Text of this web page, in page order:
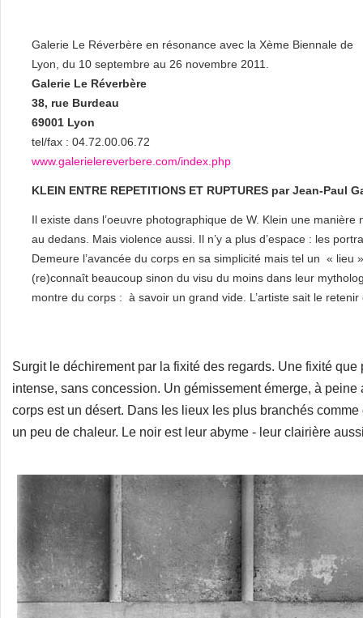
Galerie Le Réverbère en résonance avec la Xème Biennale de
Lyon, du 10 septembre au 26 novembre 2011.
Galerie Le Réverbère
38, rue Burdeau
69001 Lyon
tel/fax : 04.72.00.06.72
www.galerielereverbere.com/index.php
KLEIN ENTRE REPETITIONS ET RUPTURES par Jean-Paul
Il existe dans l’oeuvre photographique de W. Klein une
au dedans. Mais violence aussi. Il n’y a plus d’espace : les
Demeure l’avancée du corps en sa simplicité mais tel un « lieu
(re)connaît beaucoup sinon du visu du moins dans leur
montre du corps : à savoir un grand vide. L’artiste sait le
Surgit le déchirement par la fixité des regards. Une fixité
intense, sans concession. Un gémissement émerge, à
corps est un désert. Dans les lieux les plus branchés
un peu de chaleur. Le noir est leur abyme - leur clairière